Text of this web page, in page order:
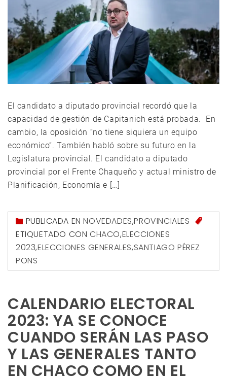
El candidato a diputado provincial recordó que la
capacidad de gestión de Capitanich está probada. En
cambio, la oposición “no tiene siquiera un equipo
económico”. También habló sobre su futuro en la
Legislatura provincial. El candidato a diputado
provincial por el Frente Chaqueño y actual ministro de
Planificación, Economía e […]
PUBLICADA ENNOVEDADES,PROVINCIALES
ETIQUETADO CON CHACO,ELECCIONES
2023,ELECCIONES GENERALES,SANTIAGO PÉREZ
PONS
CALENDARIO ELECTORAL
2023: YA SE CONOCE
CUANDO SERÁN LAS PASO
Y LAS GENERALES TANTO
EN CHACO COMO EN EL